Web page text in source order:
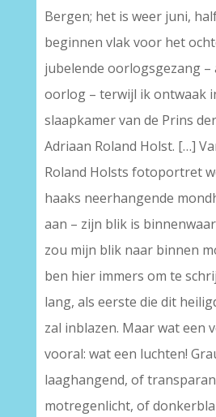
Bergen; het is weer juni,
beginnen vlak voor het
jubelende oorlogsgezang –
oorlog – terwijl ik ontwaak
slaapkamer van de Prins
Adriaan Roland Holst. […]
Roland Holsts fotoportret
haaks neerhangende
aan – zijn blik is
zou mijn blik naar binnen
ben hier immers om te
lang, als eerste die dit
zal inblazen. Maar wat een
vooral: wat een luchten!
laaghangend, of
motregenlicht, of